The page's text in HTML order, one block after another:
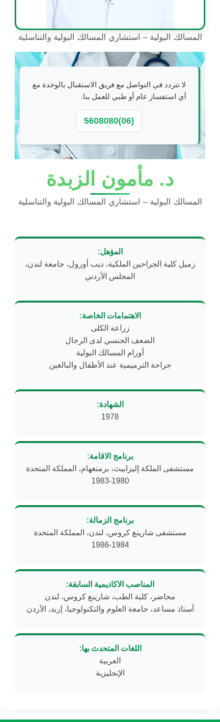
د. مأمون الزبدة
المسالك البولية – استشاري المسالك البولية والتناسلية
المؤهل:
زميل كلية الجراحين الملكية، ديب أورول، جامعة لندن،
المجلس الأردني
الاهتمامات الخاصة:
جراحة الترميمية عند الأطفال والبالغين
الشهادة:
1978
برنامج الاقامة:
مستشفى الملكة إليزابيث، برمنغهام، المملكة المتحدة
1980-1983
برنامج الزمالة:
مستشفى شارينغ كروس، لندن، المملكة المتحدة
1984-1986
المناصب الاكاديمية السابقة:
أستاذ مساعد، جامعة العلوم والتكنولوجيا، إربد، الأردن
اللغات المتحدث بها:
الإنجليزية
المسالك البولية – استشاري المسالك البولية والتناسلية
لا تتردد في التواصل مع فريق الاستقبال بالوحدة مع
أي استفسار عام أو طبي للعمل بنا.
(06)5608080